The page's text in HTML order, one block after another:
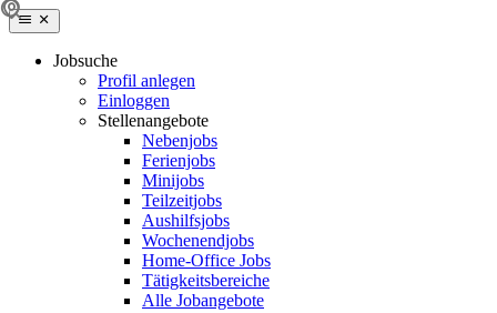
Jobsuche
Profil anlegen
Einloggen
Stellenangebote
Nebenjobs
Ferienjobs
Minijobs
Teilzeitjobs
Aushilfsjobs
Wochenendjobs
Home-Office Jobs
Tätigkeitsbereiche
Alle Jobangebote